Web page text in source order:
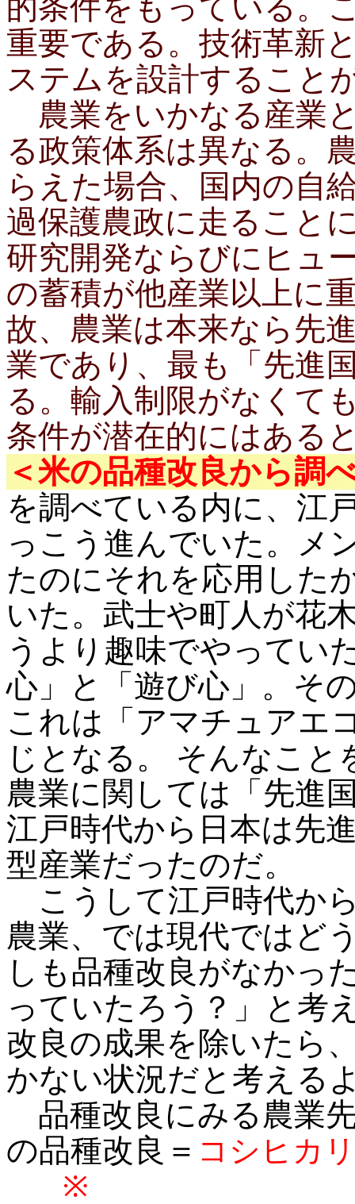
的条件をもっている。
重要である。技術革新
ステムを設計すること
農業をいかなる産業
る政策体系は異なる。
らえた場合、国内の自
過保護農政に走ること
研究開発ならびにヒュ
の蓄積が他産業以上に
故、農業は本来なら先
業であり、最も「先進
る。輸入制限がなくて
条件が潜在的にはある
＜米の品種改良から調
を調べている内に、江
っこう進んでいた。メ
たのにそれを応用した
いた。武士や町人が花
うより趣味でやってい
心」と「遊び心」。そ
これは「アマチュアエ
じとなる。 そんなこ
農業に関しては「先進
江戸時代から日本は先
型産業だったのだ。
こうして江戸時代か
農業、では現代ではど
しも品種改良がなかっ
っていたろう？」と考
改良の成果を除いたら
かない状況だと考える
品種改良にみる農業
の品種改良＝ コシヒカリ